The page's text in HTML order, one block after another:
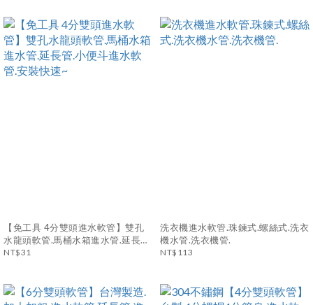
【免工具 4分雙頭進水軟管】雙孔
水龍頭軟管.馬桶水箱進水管.延長管.
小便斗進水軟管.安裝快速~
NT$31
洗衣機進水軟管.珠鍊式.螺絲式.洗衣
機水管.洗衣機管.
NT$113